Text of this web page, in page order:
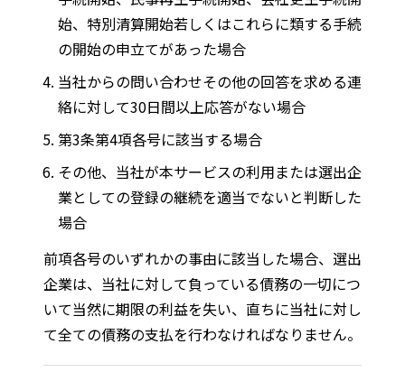
始、特別清算開始若しくはこれらに類する手続
の開始の申立てがあった場合
当社からの問い合わせその他の回答を求める連
絡に対して30日間以上応答がない場合
第3条第4項各号に該当する場合
その他、当社が本サービスの利用または選出企
業としての登録の継続を適当でないと判断した
場合
前項各号のいずれかの事由に該当した場合、選出
企業は、当社に対して負っている債務の一切につ
いて当然に期限の利益を失い、直ちに当社に対し
て全ての債務の支払を行わなければなりません。